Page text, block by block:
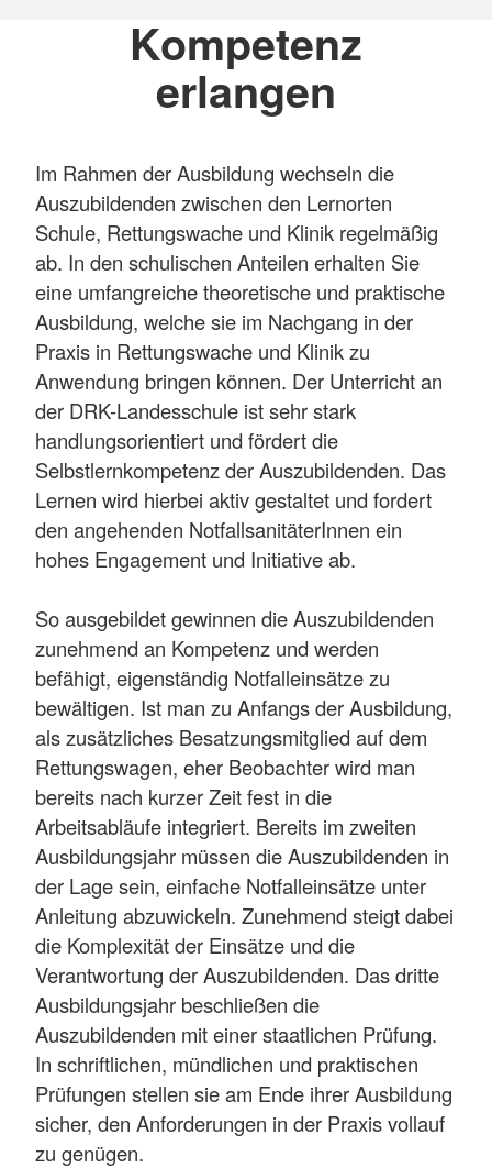
Kompetenz
erlangen
Im Rahmen der Ausbildung wechseln die
Auszubildenden zwischen den Lernorten
Schule, Rettungswache und Klinik regelmäßig
ab. In den schulischen Anteilen erhalten Sie
eine umfangreiche theoretische und praktische
Ausbildung, welche sie im Nachgang in der
Praxis in Rettungswache und Klinik zu
Anwendung bringen können. Der Unterricht an
der DRK-Landesschule ist sehr stark
handlungsorientiert und fördert die
Selbstlernkompetenz der Auszubildenden. Das
Lernen wird hierbei aktiv gestaltet und fordert
den angehenden NotfallsanitäterInnen ein
hohes Engagement und Initiative ab.
So ausgebildet gewinnen die Auszubildenden
zunehmend an Kompetenz und werden
befähigt, eigenständig Notfalleinsätze zu
bewältigen. Ist man zu Anfangs der Ausbildung,
als zusätzliches Besatzungsmitglied auf dem
Rettungswagen, eher Beobachter wird man
bereits nach kurzer Zeit fest in die
Arbeitsabläufe integriert. Bereits im zweiten
Ausbildungsjahr müssen die Auszubildenden in
der Lage sein, einfache Notfalleinsätze unter
Anleitung abzuwickeln. Zunehmend steigt dabei
die Komplexität der Einsätze und die
Verantwortung der Auszubildenden. Das dritte
Ausbildungsjahr beschließen die
Auszubildenden mit einer staatlichen Prüfung.
In schriftlichen, mündlichen und praktischen
Prüfungen stellen sie am Ende ihrer Ausbildung
sicher, den Anforderungen in der Praxis vollauf
zu genügen.